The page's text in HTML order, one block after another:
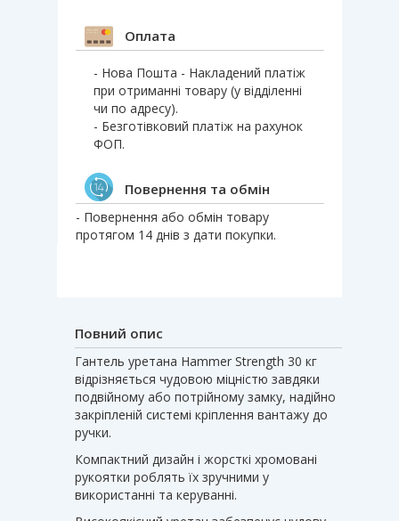
Оплата
- Нова Пошта - Накладений платіж
при отриманні товару (у відділенні
чи по адресу).
- Безготівковий платіж на рахунок
ФОП.
Повернення та обмін
- Повернення або обмін товару
протягом 14 днів з дати покупки.
Повний опис
Гантель уретана Hammer Strength 30 кг
відрізняється чудовою міцністю завдяки
подвійному або потрійному замку, надійно
закріпленій системі кріплення вантажу до
ручки.
Компактний дизайн і жорсткі хромовані
рукоятки роблять їх зручними у
використанні та керуванні.